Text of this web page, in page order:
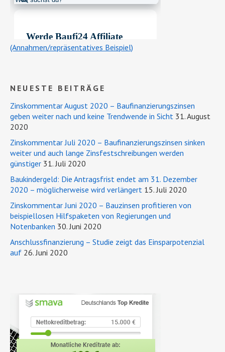
(Annahmen/repräsentatives Beispiel)
NEUESTE BEITRÄGE
Zinskommentar August 2020 – Baufinanzierungszinsen
geben weiter nach und keine Trendwende in Sicht 31. August
2020
Zinskommentar Juli 2020 – Baufinanzierungszinsen sinken
weiter und auch lange Zinsfestschreibungen werden
günstiger 31. Juli 2020
Baukindergeld: Die Antragsfrist endet am 31. Dezember
2020 – möglicherweise wird verlängert 15. Juli 2020
Zinskommentar Juni 2020 – Bauzinsen profitieren von
beispiellosen Hilfspaketen von Regierungen und
Notenbanken 30. Juni 2020
Anschlussfinanzierung – Studie zeigt das Einsparpotenzial
auf 26. Juni 2020